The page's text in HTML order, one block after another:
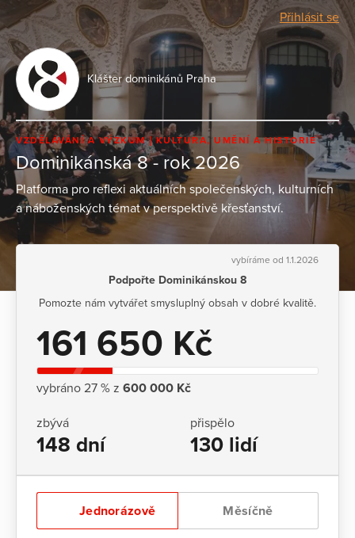
Přihlásit se
Klášter dominikánů Praha
VZDĚLÁVÁNÍ A VÝZKUM KULTURA, UMĚNÍ A HISTORIE
Dominikánská 8 - rok 2026
Platforma pro reflexi aktuálních společenských, kulturních
a náboženských témat v perspektivě křesťanství.
vybíráme od 1.1.2026
Podpořte Dominikánskou 8
Pomozte nám vytvářet smysluplný obsah v dobré kvalitě.
161 650 Kč
vybráno 27 % z 600 000 Kč
zbývá
148 dní
přispělo
130 lidí
Jednorázově Měsíčně